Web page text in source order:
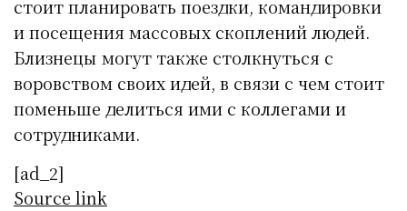
стоит планировать поездки, командировки
и посещения массовых скоплений людей.
Близнецы могут также столкнуться с
воровством своих идей, в связи с чем стоит
поменьше делиться ими с коллегами и
сотрудниками.
[ad_2]
Source link